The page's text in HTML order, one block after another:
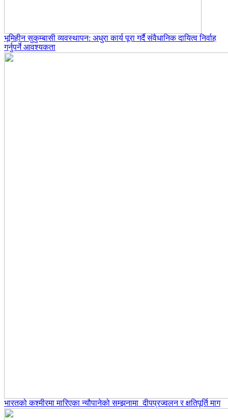
भूमिहीन सुकुम्बासी व्यवस्थापन: अधुरा कार्य पूरा गर्दै संवैधानिक दायित्व निर्वाह
गर्नुपर्ने आवश्यकता
भारतको कश्मीरमा मारिएका न्यौपानेको सम्झनामा दीपप्रज्वलन र क्षतिपूर्ति माग